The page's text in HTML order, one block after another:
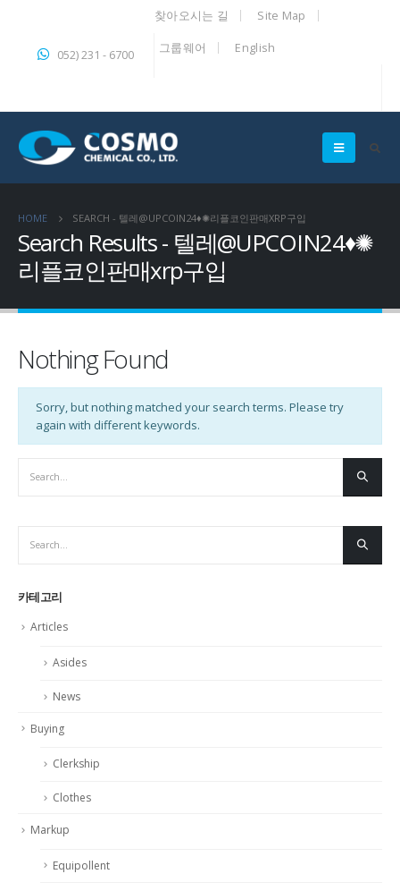
052) 231 - 6700
찾아오시는 길 Site Map
그룹웨어 English
HOME SEARCH - 텔레@UPCOIN24♦✺리플코인판매XRP구입
Search Results - 텔레@UPCOIN24♦✺
리플코인판매xrp구입
Nothing Found
Sorry, but nothing matched your search terms. Please try
again with different keywords.
카테고리
Articles
Asides
News
Buying
Clerkship
Clothes
Markup
Equipollent